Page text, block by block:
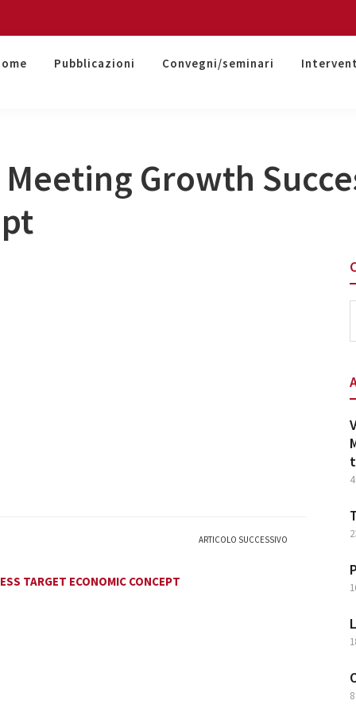
Pubblicazioni Convegni/seminari
Growth
TARGET ECONOMIC CONCEPT
ARTICOLO SUCCESSIVO